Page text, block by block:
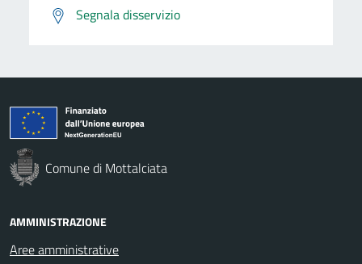
Segnala disservizio
Comune di Mottalciata
AMMINISTRAZIONE
Aree amministrative